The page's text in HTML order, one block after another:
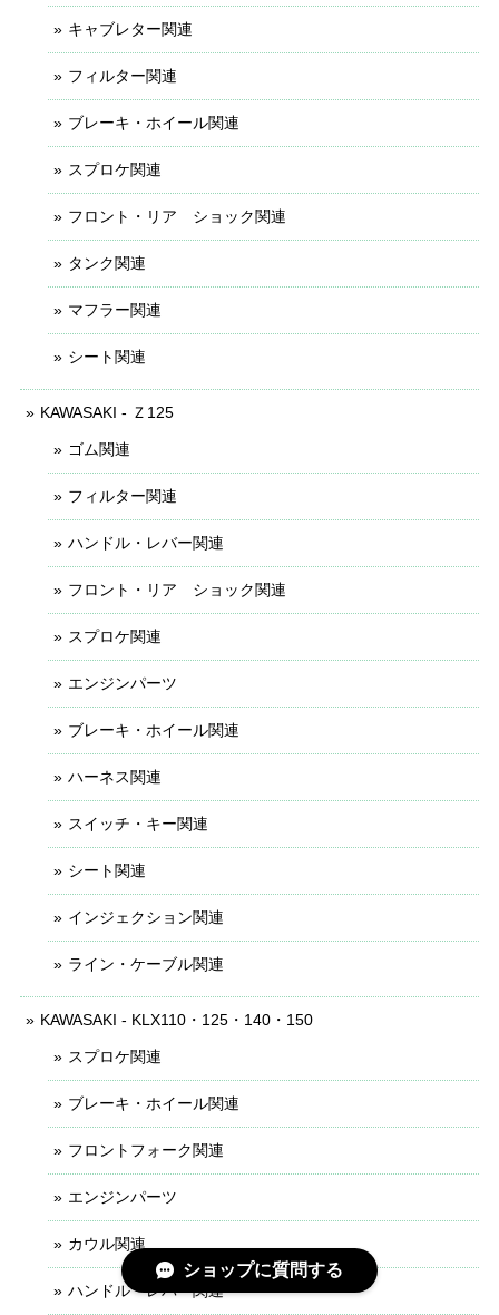
キャブレター関連
フィルター関連
ブレーキ・ホイール関連
スプロケ関連
フロント・リア ショック関連
タンク関連
マフラー関連
シート関連
KAWASAKI - Ｚ125
ゴム関連
フィルター関連
ハンドル・レバー関連
フロント・リア ショック関連
スプロケ関連
エンジンパーツ
ブレーキ・ホイール関連
ハーネス関連
スイッチ・キー関連
シート関連
インジェクション関連
ライン・ケーブル関連
KAWASAKI - KLX110・125・140・150
スプロケ関連
ブレーキ・ホイール関連
フロントフォーク関連
エンジンパーツ
カウル関連
ハンドル・レバー関連
ショップに質問する